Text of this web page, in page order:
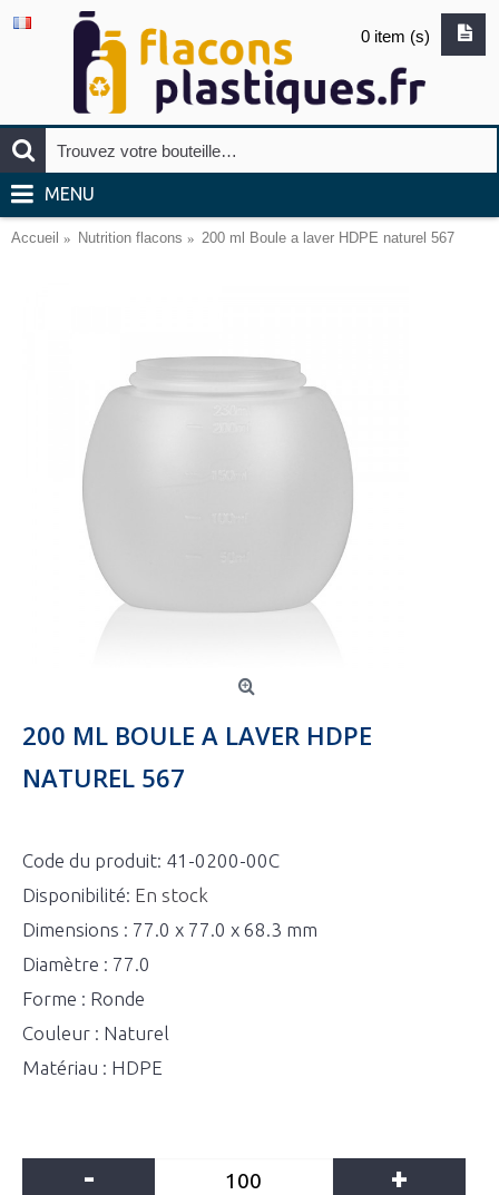
0 item (s)
MENU
Accueil Nutrition flacons 200 ml Boule a laver HDPE naturel 567
200 ML BOULE A LAVER HDPE
NATUREL 567
Code du produit: 41-0200-00C
Disponibilité: En stock
Dimensions : 77.0 x 77.0 x 68.3 mm
Diamètre : 77.0
Forme : Ronde
Couleur : Naturel
Matériau : HDPE
- +